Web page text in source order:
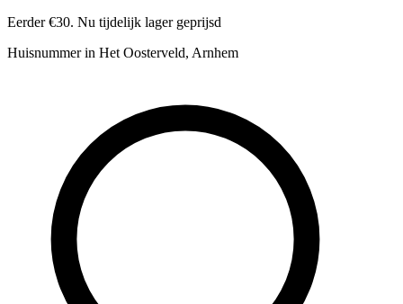
Eerder €30. Nu tijdelijk lager geprijsd
Huisnummer in Het Oosterveld, Arnhem